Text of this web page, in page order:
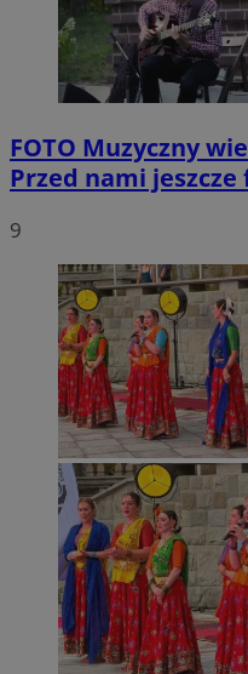
FOTO Muzyczny
Przed nami jeszcze
9